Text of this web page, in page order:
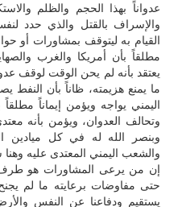
عدواناً بهذا الحجم والظلم
والإسراف بالقتل والذي حدد
القيام به ليتوقف بمشاورات أو
مطلقاً بأن أمريكا والغرب
يعتقد بأنه لم يحن الوقت لوقف
ما يمنع هزيمته، ظاناً بأن النفط
اليمني يواجه ويؤمن إيماناً
وتحالف العدوان، ويؤمن بأنه
وبنصر الله له في كل ميادين
والشعب اليمني المعتدى عليه وهنا
إن من يرعى المشاورات هو طرف
حتى مفاوضات برعايته ما لم
يستقيم ودفاعنا عن النفس